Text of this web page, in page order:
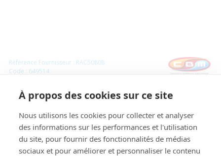
Référence Fournisseur : RAC50808
Code : 649514
Bouchon 5/8
Prix public
1,58 €TTC/PIECE
À propos des cookies sur ce site
Nous utilisons les cookies pour collecter et analyser
des informations sur les performances et l'utilisation
du site, pour fournir des fonctionnalités de médias
sociaux et pour améliorer et personnaliser le contenu